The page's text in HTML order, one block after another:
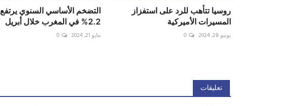
روسيا تتأهب للرد على استفزاز
المسيرات الأميركية
يونيو 28, 2024 0
التضخم الأساسي السنوي يرتفع
2.2% في المغرب خلال أبريل
مايو 21, 2024 0
تعليقات